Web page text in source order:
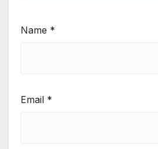
Name *
Email *